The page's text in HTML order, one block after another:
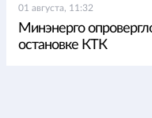
01 августа, 11:32
Минэнерго
остановке КТК